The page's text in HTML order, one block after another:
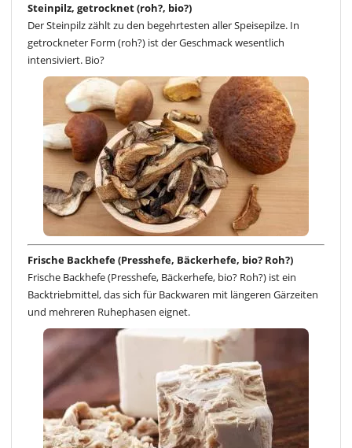
Steinpilz, getrocknet (roh?, bio?)
Der Steinpilz zählt zu den begehrtesten aller Speisepilze. In
getrockneter Form (roh?) ist der Geschmack wesentlich
intensiviert. Bio?
Frische Backhefe (Presshefe, Bäckerhefe, bio? Roh?)
Frische Backhefe (Presshefe, Bäckerhefe, bio? Roh?) ist ein
Backtriebmittel, das sich für Backwaren mit längeren Gärzeiten
und mehreren Ruhephasen eignet.